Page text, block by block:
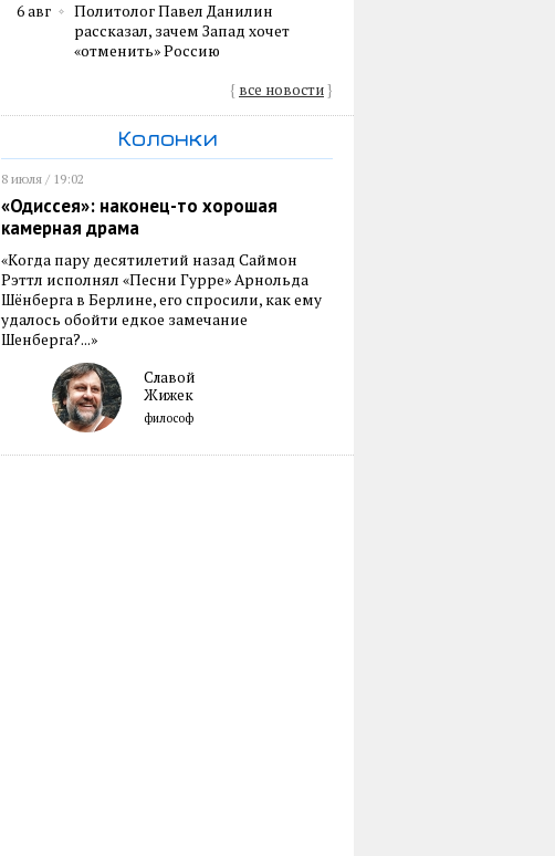
6 авг
Политолог Павел Данилин
рассказал, зачем Запад хочет
«отменить» Россию
{ все новости}
Колонки
8 июля / 19:02
«Одиссея»: наконец-то хорошая
камерная драма
«Когда пару десятилетий назад Саймон
Рэттл исполнял «Песни Гурре» Арнольда
Шёнберга в Берлине, его спросили, как ему
удалось обойти едкое замечание
Шенберга?...»
Славой
Жижек
философ